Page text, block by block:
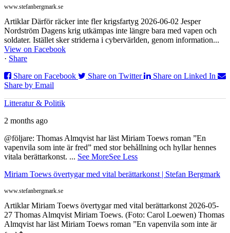
www.stefanbergmark.se
Artiklar Därför räcker inte fler krigsfartyg 2026-06-02 Jesper
Nordström Dagens krig utkämpas inte längre bara med vapen och
soldater. Istället sker striderna i cybervärlden, genom information...
View on Facebook
· Share
Share on Facebook
Share on Twitter
Share on Linked In
Share by Email
Litteratur & Politik
2 months ago
@följare: Thomas Almqvist har läst Miriam Toews roman ”En
vapenvila som inte är fred” med stor behållning och hyllar hennes
vitala berättarkonst. ... See MoreSee Less
Miriam Toews övertygar med vital berättarkonst | Stefan Bergmark
www.stefanbergmark.se
Artiklar Miriam Toews övertygar med vital berättarkonst 2026-05-
27 Thomas Almqvist Miriam Toews. (Foto: Carol Loewen) Thomas
Almqvist har läst Miriam Toews roman ”En vapenvila som inte är